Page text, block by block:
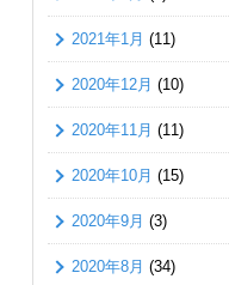
2021年1月 (11)
2020年12月 (10)
2020年11月 (11)
2020年10月 (15)
2020年9月 (3)
2020年8月 (34)